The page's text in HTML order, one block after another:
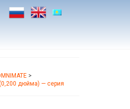
>
дюйма) — серия